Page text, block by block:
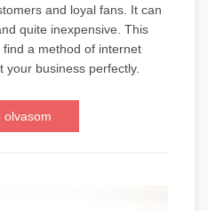
and loyal fans. It can
quite inexpensive. This
a method of internet
your business perfectly.
olvasom